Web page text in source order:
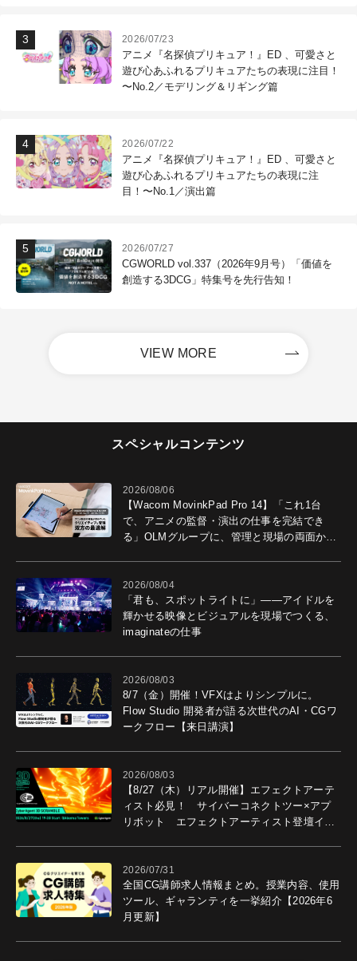
2026/07/23
アニメ『名探偵プリキュア！』ED 、可愛さと
遊び心あふれるプリキュアたちの表現に注目！
〜No.2／モデリング＆リギング篇
2026/07/22
アニメ『名探偵プリキュア！』ED 、可愛さと
遊び心あふれるプリキュアたちの表現に注
目！〜No.1／演出篇
2026/07/27
CGWORLD vol.337（2026年9月号）「価値を
創造する3DCG」特集号を先行告知！
VIEW MORE
スペシャルコンテンツ
2026/08/06
【Wacom MovinkPad Pro 14】「これ1台
で、アニメの監督・演出の仕事を完結でき
る」OLMグループに、管理と現場の両面から
2026/08/04
「君も、スポットライトに」――アイドルを
輝かせる映像とビジュアルを現場でつくる、
imaginateの仕事
2026/08/03
8/7（金）開催！VFXはよりシンプルに。
Flow Studio 開発者が語る次世代のAI・CGワ
ークフロー【来日講演】
2026/08/03
【8/27（木）リアル開催】エフェクトアーテ
ィスト必見！ サイバーコネクトツー×アプ
リボット エフェクトアーティスト登壇イベ
2026/07/31
全国CG講師求人情報まとめ。授業内容、使用
ツール、ギャランティを一挙紹介【2026年6
月更新】